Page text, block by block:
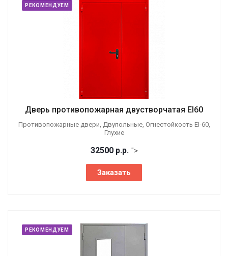
РЕКОМЕНДУЕМ
Дверь противопожарная двустворчатая EI60
Противопожарные двери, Двупольные, Огнестойкость EI-60,
Глухие
32500 р.р. ">
Заказать
РЕКОМЕНДУЕМ